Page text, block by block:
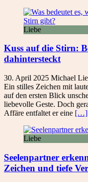
Liebe
Kuss auf die Stirn:
dahintersteckt
30. April 2025 Michael
Ein stilles Zeichen mit
auf den ersten Blick
liebevolle Geste. Doch
Affäre entfaltet er eine […]
Liebe
Seelenpartner
Zeichen und tiefe